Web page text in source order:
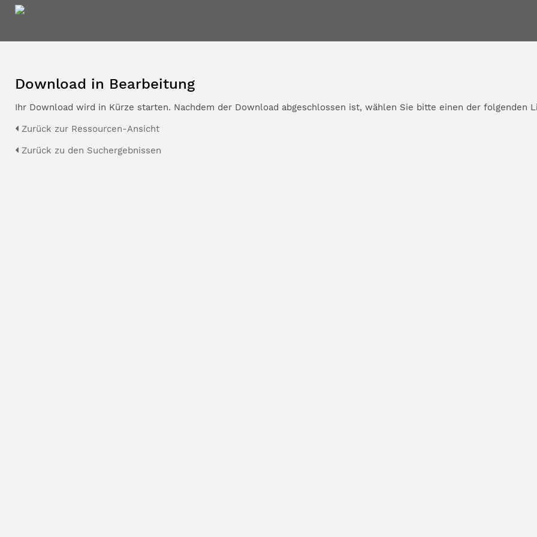
Download in Bearbeitung
Ihr Download wird in Kürze starten. Nachdem der Download abgeschlossen ist, wählen Sie bitte einen der folgenden
Zurück zur Ressourcen-Ansicht
Zurück zu den Suchergebnissen